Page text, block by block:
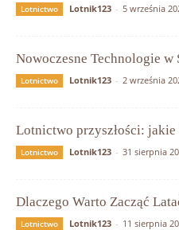
Lotnictwo Lotnik123 - 5 września
Nowoczesne Technologie w
Lotnictwo Lotnik123 - 2 września
Lotnictwo przyszłości: jakie
Lotnictwo Lotnik123 - 31 sierpnia
Dlaczego Warto Zacząć
Lotnictwo Lotnik123 - 11 sierpnia